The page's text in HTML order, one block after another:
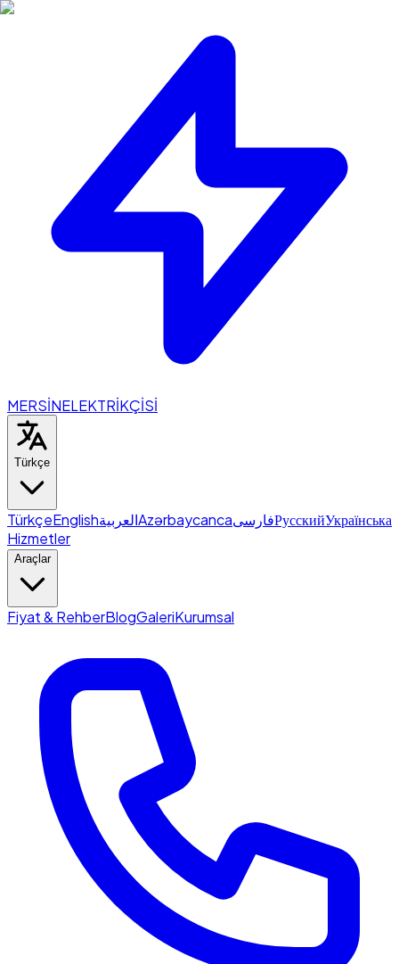
MERSİNELEKTRİKÇİSİ
Türkçe
TürkçeEnglishالعربيةAzərbaycancaفارسیРусскийУкраїнська
Hizmetler
Araçlar
Fiyat & RehberBlogGaleriKurumsal